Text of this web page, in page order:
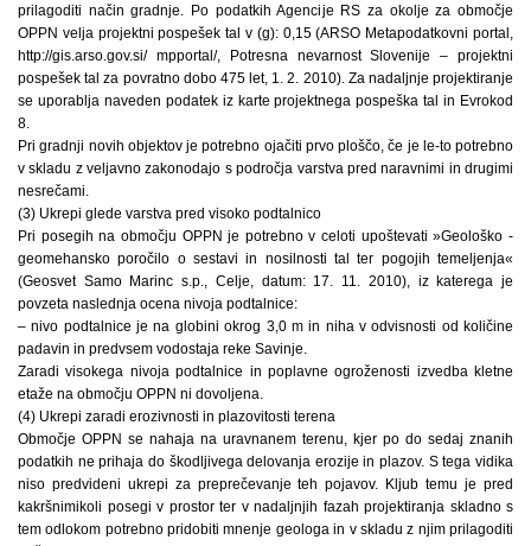
prilagoditi način gradnje. Po podatkih Agencije RS za okolje za območje
OPPN velja projektni pospešek tal v (g): 0,15 (ARSO Metapodatkovni portal,
http://gis.arso.gov.si/ mpportal/, Potresna nevarnost Slovenije – projektni
pospešek tal za povratno dobo 475 let, 1. 2. 2010). Za nadaljnje projektiranje
se uporablja naveden podatek iz karte projektnega pospeška tal in Evrokod
8.
Pri gradnji novih objektov je potrebno ojačiti prvo ploščo, če je le-to potrebno
v skladu z veljavno zakonodajo s področja varstva pred naravnimi in drugimi
nesrečami.
(3) Ukrepi glede varstva pred visoko podtalnico
Pri posegih na območju OPPN je potrebno v celoti upoštevati »Geološko -
geomehansko poročilo o sestavi in nosilnosti tal ter pogojih temeljenja«
(Geosvet Samo Marinc s.p., Celje, datum: 17. 11. 2010), iz katerega je
povzeta naslednja ocena nivoja podtalnice:
– nivo podtalnice je na globini okrog 3,0 m in niha v odvisnosti od količine
padavin in predvsem vodostaja reke Savinje.
Zaradi visokega nivoja podtalnice in poplavne ogroženosti izvedba kletne
etaže na območju OPPN ni dovoljena.
(4) Ukrepi zaradi erozivnosti in plazovitosti terena
Območje OPPN se nahaja na uravnanem terenu, kjer po do sedaj znanih
podatkih ne prihaja do škodljivega delovanja erozije in plazov. S tega vidika
niso predvideni ukrepi za preprečevanje teh pojavov. Kljub temu je pred
kakršnimikoli posegi v prostor ter v nadaljnjih fazah projektiranja skladno s
tem odlokom potrebno pridobiti mnenje geologa in v skladu z njim prilagoditi